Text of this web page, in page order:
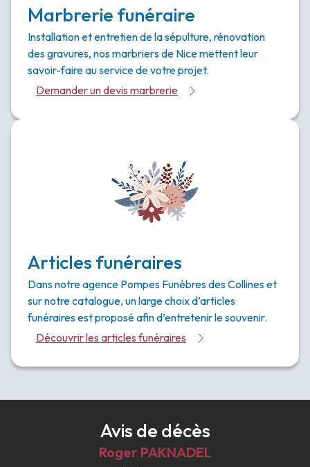
Marbrerie funéraire
Installation et entretien de la sépulture, rénovation
des gravures, nos marbriers de Nice mettent leur
savoir-faire au service de votre projet.
Demander un devis marbrerie
Articles funéraires
Dans notre agence Pompes Funèbres des Collines et
sur notre catalogue, un large choix d’articles
funéraires est proposé afin d’entretenir le souvenir.
Découvrir les articles funéraires
Avis de décès
Roger PAKNADEL